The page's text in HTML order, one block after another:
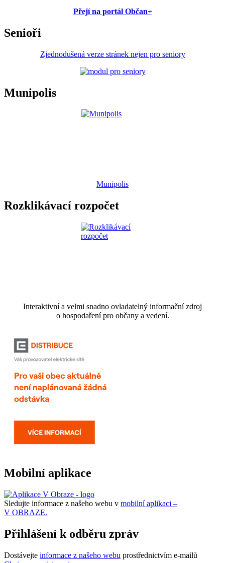
Přejí na portál Občan+
Senioři
Zjednodušená verze stránek nejen pro seniory
Munipolis
Munipolis
Rozklikávací rozpočet
Interaktivní a velmi snadno ovladatelný informační zdroj
o hospodaření pro občany a vedení.
Mobilní aplikace
Sledujte informace z našeho webu v mobilní aplikaci –
V OBRAZE.
Přihlášení k odběru zpráv
Dostávejte informace z našeho webu prostřednictvím e-mailů